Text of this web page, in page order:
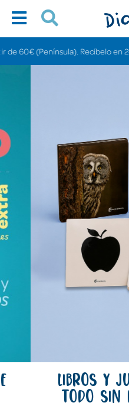
Recíbelo en 24/48 horas.
Libros y
todo sin